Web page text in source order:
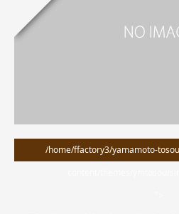
/home/ffactory3/yamamoto-